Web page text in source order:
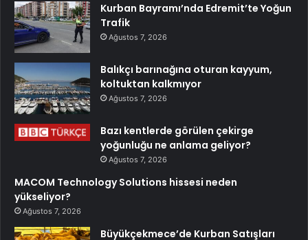
Kurban Bayramı’nda Edremit’te Yoğun
Trafik
Ağustos 7, 2026
Balıkçı barınağına oturan kayyum,
koltuktan kalkmıyor
Ağustos 7, 2026
Bazı kentlerde görülen çekirge
yoğunluğu ne anlama geliyor?
Ağustos 7, 2026
MACOM Technology Solutions hissesi neden
yükseliyor?
Ağustos 7, 2026
Büyükçekmece’de Kurban Satışları